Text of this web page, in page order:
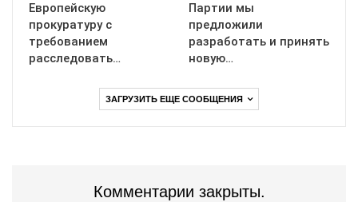
Европейскую
прокуратуру с
требованием
расследовать…
Партии мы
предложили
разработать и принять
новую…
ЗАГРУЗИТЬ ЕЩЕ СООБЩЕНИЯ
Комментарии закрыты.